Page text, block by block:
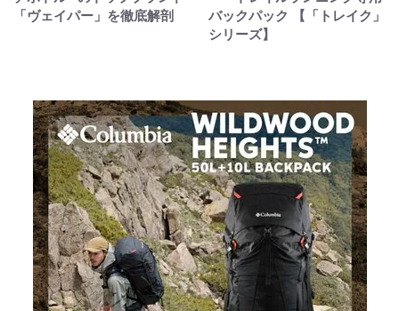
「ヴェイパー」を徹底解剖
バックパック 【「トレイク」
シリーズ】